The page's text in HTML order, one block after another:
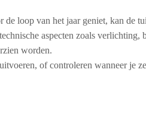
loop van het jaar geniet, kan de
aspecten zoals verlichting,
worden.
of controleren wanneer je